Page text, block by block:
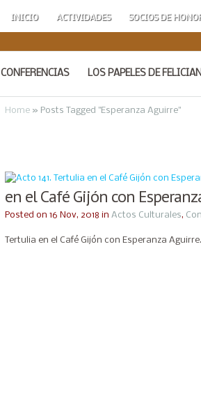
INICIO ACTIVIDADES SOCIOS DE
CONFERENCIAS LOS PAPELES DE
Home » Posts Tagged "Esperanza Aguirre"
en el Café Gijón con
Posted on 16 Nov, 2018 in Actos Culturales,
Tertulia en el Café Gijón con Esperanza